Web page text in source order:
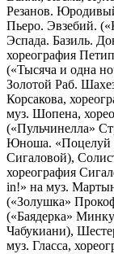
Резанов.
Пьеро. Эвзебий.
Эспада. Базиль.
хореография
(«Тысяча и одна
Золотой Раб.
Корсакова,
муз. Шопена,
(«Пульчинелла»
Юноша. «Поцелуй
Сигаловой),
хореография
in!» на муз.
(«Золушка»
(«Баядерка»
Чабукиани),
муз. Гласса,